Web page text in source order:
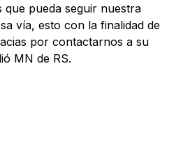
que pueda seguir nuestra
vía, esto con la finalidad de
por contactarnos a su
MN de RS.